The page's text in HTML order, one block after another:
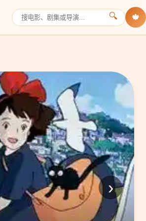
🔍 🍁
›